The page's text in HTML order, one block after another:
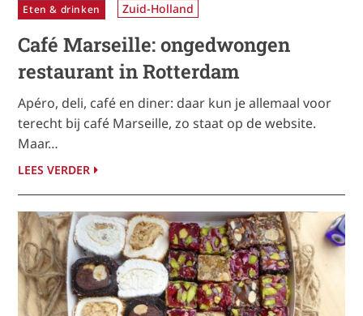
Eten & drinken Zuid-Holland
Café Marseille: ongedwongen
restaurant in Rotterdam
Apéro, deli, café en diner: daar kun je allemaal voor
terecht bij café Marseille, zo staat op de website.
Maar…
LEES VERDER